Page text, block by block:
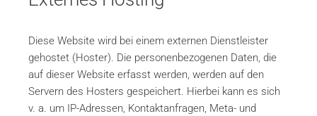
Diese Website wird bei einem externen Dienstleister
gehostet (Hoster). Die personenbezogenen Daten, die
auf dieser Website erfasst werden, werden auf den
Servern des Hosters gespeichert. Hierbei kann es sich
v. a. um IP-Adressen, Kontaktanfragen, Meta- und